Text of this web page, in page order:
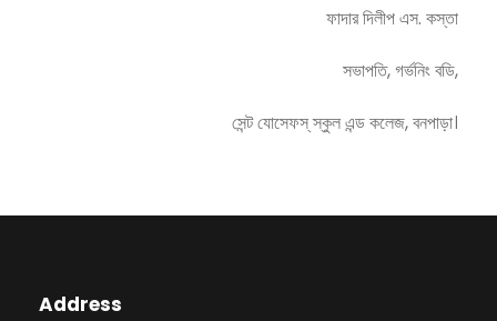
ফাদার দিলীপ এস. কস্তা
সভাপতি, গর্ভনিং বডি,
সেন্ট যোসেফস্ স্কুল এন্ড কলেজ, বনপাড়া।
Address